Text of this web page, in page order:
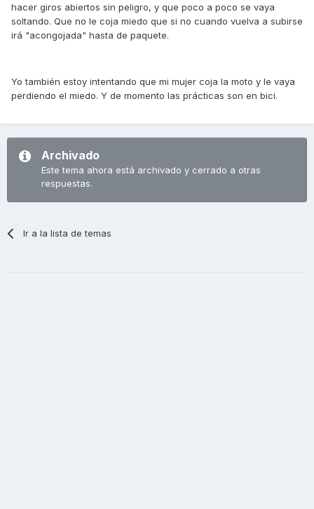
hacer giros abiertos sin peligro, y que poco a poco se vaya
soltando. Que no le coja miedo que si no cuando vuelva a subirse
irá "acongojada" hasta de paquete.
Yo también estoy intentando que mi mujer coja la moto y le vaya
perdiendo el miedo. Y de momento las prácticas son en bici.
Archivado
Este tema ahora está archivado y cerrado a otras
respuestas.
Ir a la lista de temas